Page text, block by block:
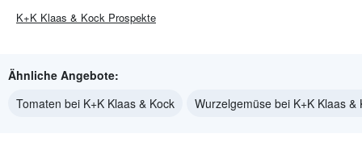
K+K Klaas & Kock Prospekte
Ähnliche Angebote:
Tomaten bei K+K Klaas & Kock
Wurzelgemüse bei K+K Klaas &